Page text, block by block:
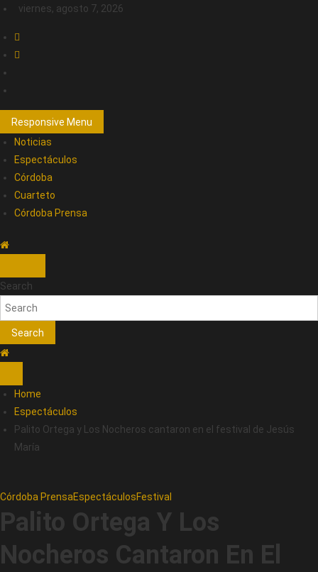
viernes, agosto 7, 2026
Responsive Menu
Noticias
Espectáculos
Córdoba
Cuarteto
Córdoba Prensa
Search
Search
Home
Espectáculos
Palito Ortega y Los Nocheros cantaron en el festival de Jesús
María
Córdoba PrensaEspectáculosFestival
Palito Ortega Y Los
Nocheros Cantaron En El